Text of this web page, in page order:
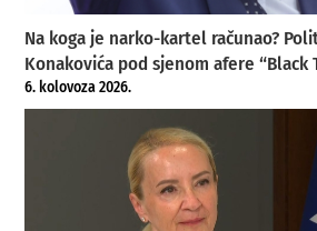
Na koga je narko-kartel računao?
Konakovića pod sjenom afere “Black
6. kolovoza 2026.